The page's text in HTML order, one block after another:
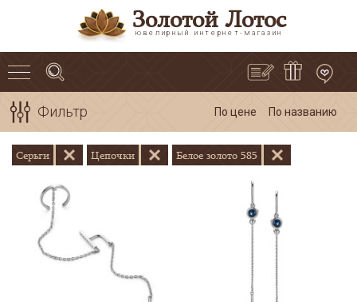
Золотой Лотос
ювелирный интернет-магазин
Фильтр По цене По названию
Серьги Цепочки Белое золото 585